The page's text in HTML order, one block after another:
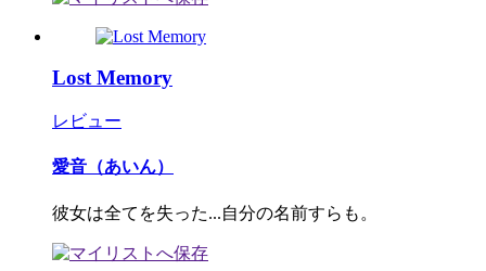
Lost Memory
レビュー
愛音（あいん）
彼女は全てを失った...自分の名前すらも。